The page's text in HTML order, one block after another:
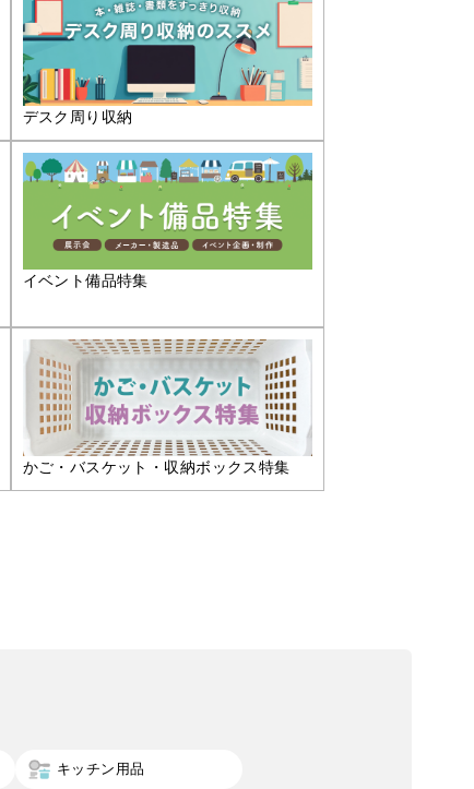
デスク周り収納
イベント備品特集
かご・バスケット・収納ボックス特集
キッチン用品